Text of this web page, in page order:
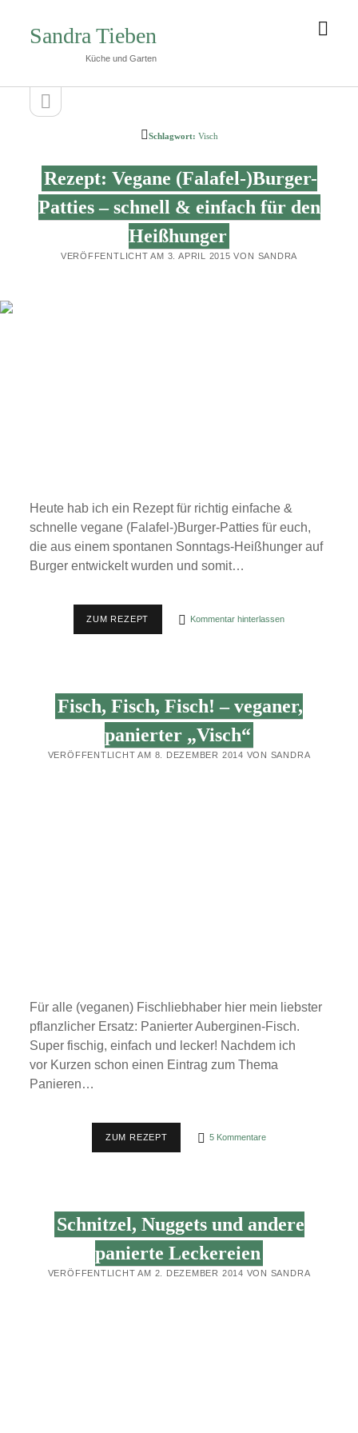
Sandra Tieben
Küche und Garten
Seitenleiste
Seitenleiste
öffnen
Schlagwort: Visch
Rezept: Vegane (Falafel-)Burger-
Patties – schnell & einfach für den
Heißhunger
VERÖFFENTLICHT AM 3. APRIL 2015 VON SANDRA
Heute hab ich ein Rezept für richtig einfache &
schnelle vegane (Falafel-)Burger-Patties für euch,
die aus einem spontanen Sonntags-Heißhunger auf
Burger entwickelt wurden und somit…
ZUM REZEPT REZEPT:
EINFACH
FÜR
HEISSHUNGER
Kommentar hinterlassen
Fisch, Fisch, Fisch! – veganer,
panierter „Visch“
VERÖFFENTLICHT AM 8. DEZEMBER 2014 VON SANDRA
Für alle (veganen) Fischliebhaber hier mein liebster
pflanzlicher Ersatz: Panierter Auberginen-Fisch.
Super fischig, einfach und lecker! Nachdem ich
vor Kurzen schon einen Eintrag zum Thema
Panieren…
ZUM REZEPTFISCH,
5 Kommentare
Schnitzel, Nuggets und andere
panierte Leckereien
VERÖFFENTLICHT AM 2. DEZEMBER 2014 VON SANDRA